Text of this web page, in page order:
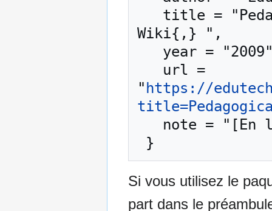
Wiki{,} ",
" https://
Si vous utilisez le
part dans le